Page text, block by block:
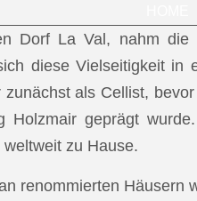
Dorf La Val, nahm
diese Vielseitigkeit
als Cellist,
Holzmair geprägt
zu Hause.
renommierten